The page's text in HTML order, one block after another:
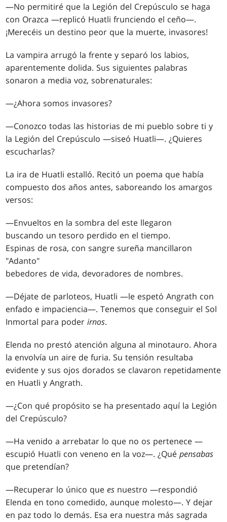
—No permitiré que la Legión del Crepúsculo se haga
con Orazca —replicó Huatli frunciendo el ceño—.
¡Merecéis un destino peor que la muerte, invasores!
La vampira arrugó la frente y separó los labios,
aparentemente dolida. Sus siguientes palabras
sonaron a media voz, sobrenaturales:
—¿Ahora somos invasores?
—Conozco todas las historias de mi pueblo sobre ti y
la Legión del Crepúsculo —siseó Huatli—. ¿Quieres
escucharlas?
La ira de Huatli estalló. Recitó un poema que había
compuesto dos años antes, saboreando los amargos
versos:
—Envueltos en la sombra del este llegaron
buscando un tesoro perdido en el tiempo.
Espinas de rosa, con sangre sureña mancillaron
"Adanto"
bebedores de vida, devoradores de nombres.
—Déjate de parloteos, Huatli —le espetó Angrath con
enfado e impaciencia—. Tenemos que conseguir el Sol
Inmortal para poderirnos.
Elenda no prestó atención alguna al minotauro. Ahora
la envolvía un aire de furia. Su tensión resultaba
evidente y sus ojos dorados se clavaron repetidamente
en Huatli y Angrath.
—¿Con qué propósito se ha presentado aquí la Legión
del Crepúsculo?
—Ha venido a arrebatar lo que no os pertenece —
escupió Huatli con veneno en la voz—. ¿Quépensabas
que pretendían?
—Recuperar lo único quees nuestro —respondió
Elenda en tono comedido, aunque molesto—. Y dejar
en paz todo lo demás. Esa era nuestra más sagrada